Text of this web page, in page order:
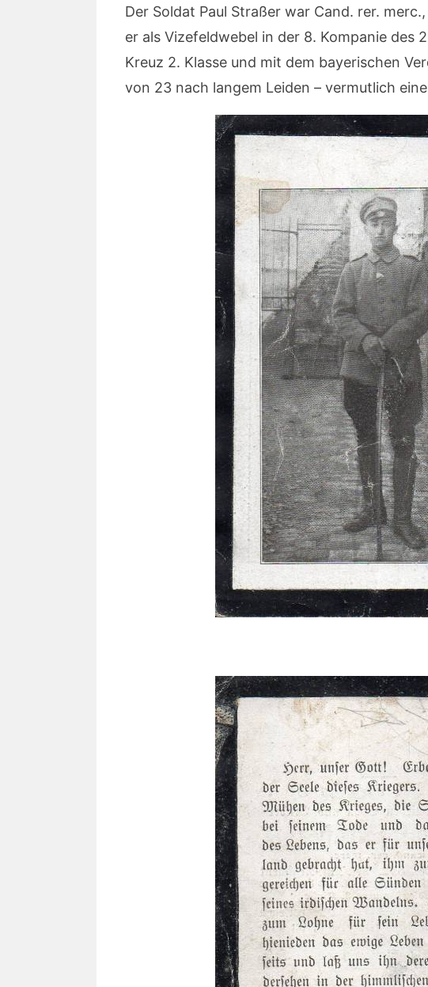
Der Soldat Paul Straßer war Cand. rer.
er als Vizefeldwebel in der 8. Kompanie des
Kreuz 2. Klasse und mit dem bayerischen
von 23 nach langem Leiden – vermutlich